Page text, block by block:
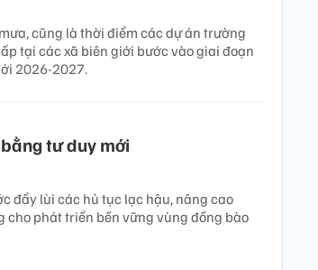
cũng là thời điểm các dự án trường
tại các xã biên giới bước vào giai đoạn
2026-2027.
tư duy mới
đẩy lùi các hủ tục lạc hậu, nâng cao
cho phát triển bền vững vùng đồng bào